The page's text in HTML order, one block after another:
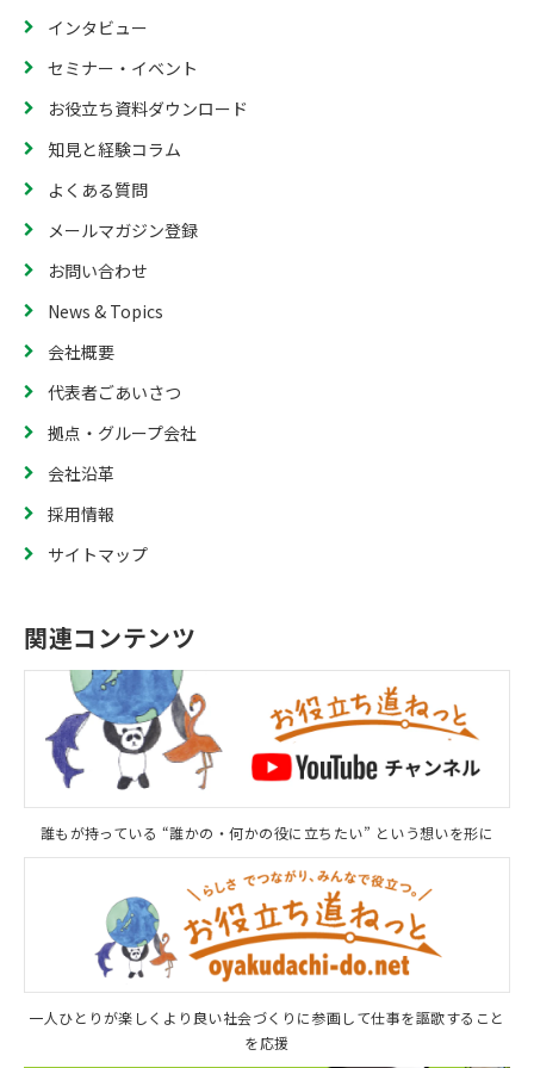
インタビュー
セミナー・イベント
お役立ち資料ダウンロード
知見と経験コラム
よくある質問
メールマガジン登録
お問い合わせ
News & Topics
会社概要
代表者ごあいさつ
拠点・グループ会社
会社沿革
採用情報
サイトマップ
関連コンテンツ
誰もが持っている “誰かの・何かの役に立ちたい” という想いを形に
一人ひとりが楽しくより良い社会づくりに参画して仕事を謳歌すること
を応援